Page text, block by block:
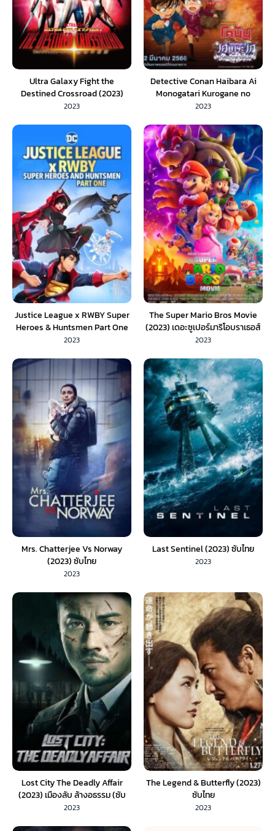
Ultra Galaxy Fight the
Destined Crossroad (2023)
อุลตร้าแกแลคซีไฟท์ ทางแยกแห่ง
2023
Detective Conan Haibara Ai
Monogatari Kurogane no
Mystery Train (2023) ยอดนักสืบ
ปริศนารถด่วนทมิฬ (พากย์ไทย)
2023
Justice League x RWBY Super
Heroes & Huntsmen Part One
(2023) ซับไทย
2023
The Super Mario Bros Movie
(2023) เดอะซูเปอร์มาริโอบราเธอส์
มูฟวี
2023
Mrs. Chatterjee Vs Norway
(2023) ซับไทย
2023
Last Sentinel (2023) ซับไทย
2023
Lost City The Deadly Affair
(2023) เมืองลับ ล้างอธรรม (ซับ
ไทย)
2023
The Legend & Butterfly (2023)
ซับไทย
2023